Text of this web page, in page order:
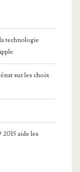
technologie
sur les choix
aide les